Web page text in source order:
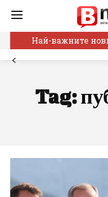
Най-важните
Tag: